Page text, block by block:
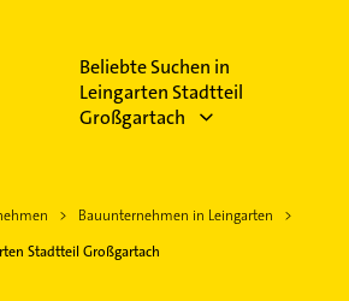
Beliebte Suchen in
Leingarten Stadtteil
Großgartach
Bauunternehmen in Leingarten
Stadtteil Großgartach